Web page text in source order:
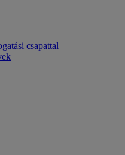
csapattal